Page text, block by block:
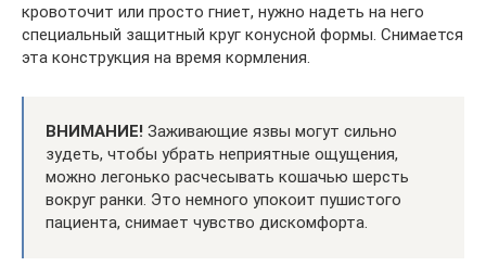
кровоточит или просто гниет, нужно надеть на него
специальный защитный круг конусной формы. Снимается
эта конструкция на время кормления.
ВНИМАНИЕ! Заживающие язвы могут сильно
зудеть, чтобы убрать неприятные ощущения,
можно легонько расчесывать кошачью шерсть
вокруг ранки. Это немного упокоит пушистого
пациента, снимает чувство дискомфорта.